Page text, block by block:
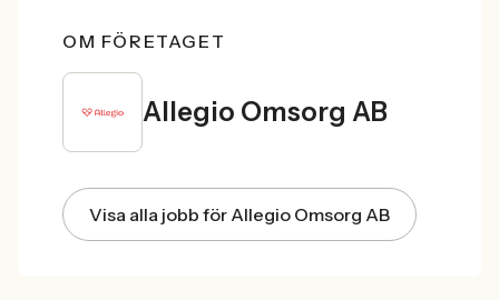
OM FÖRETAGET
Allegio Omsorg AB
Visa alla jobb för Allegio Omsorg AB